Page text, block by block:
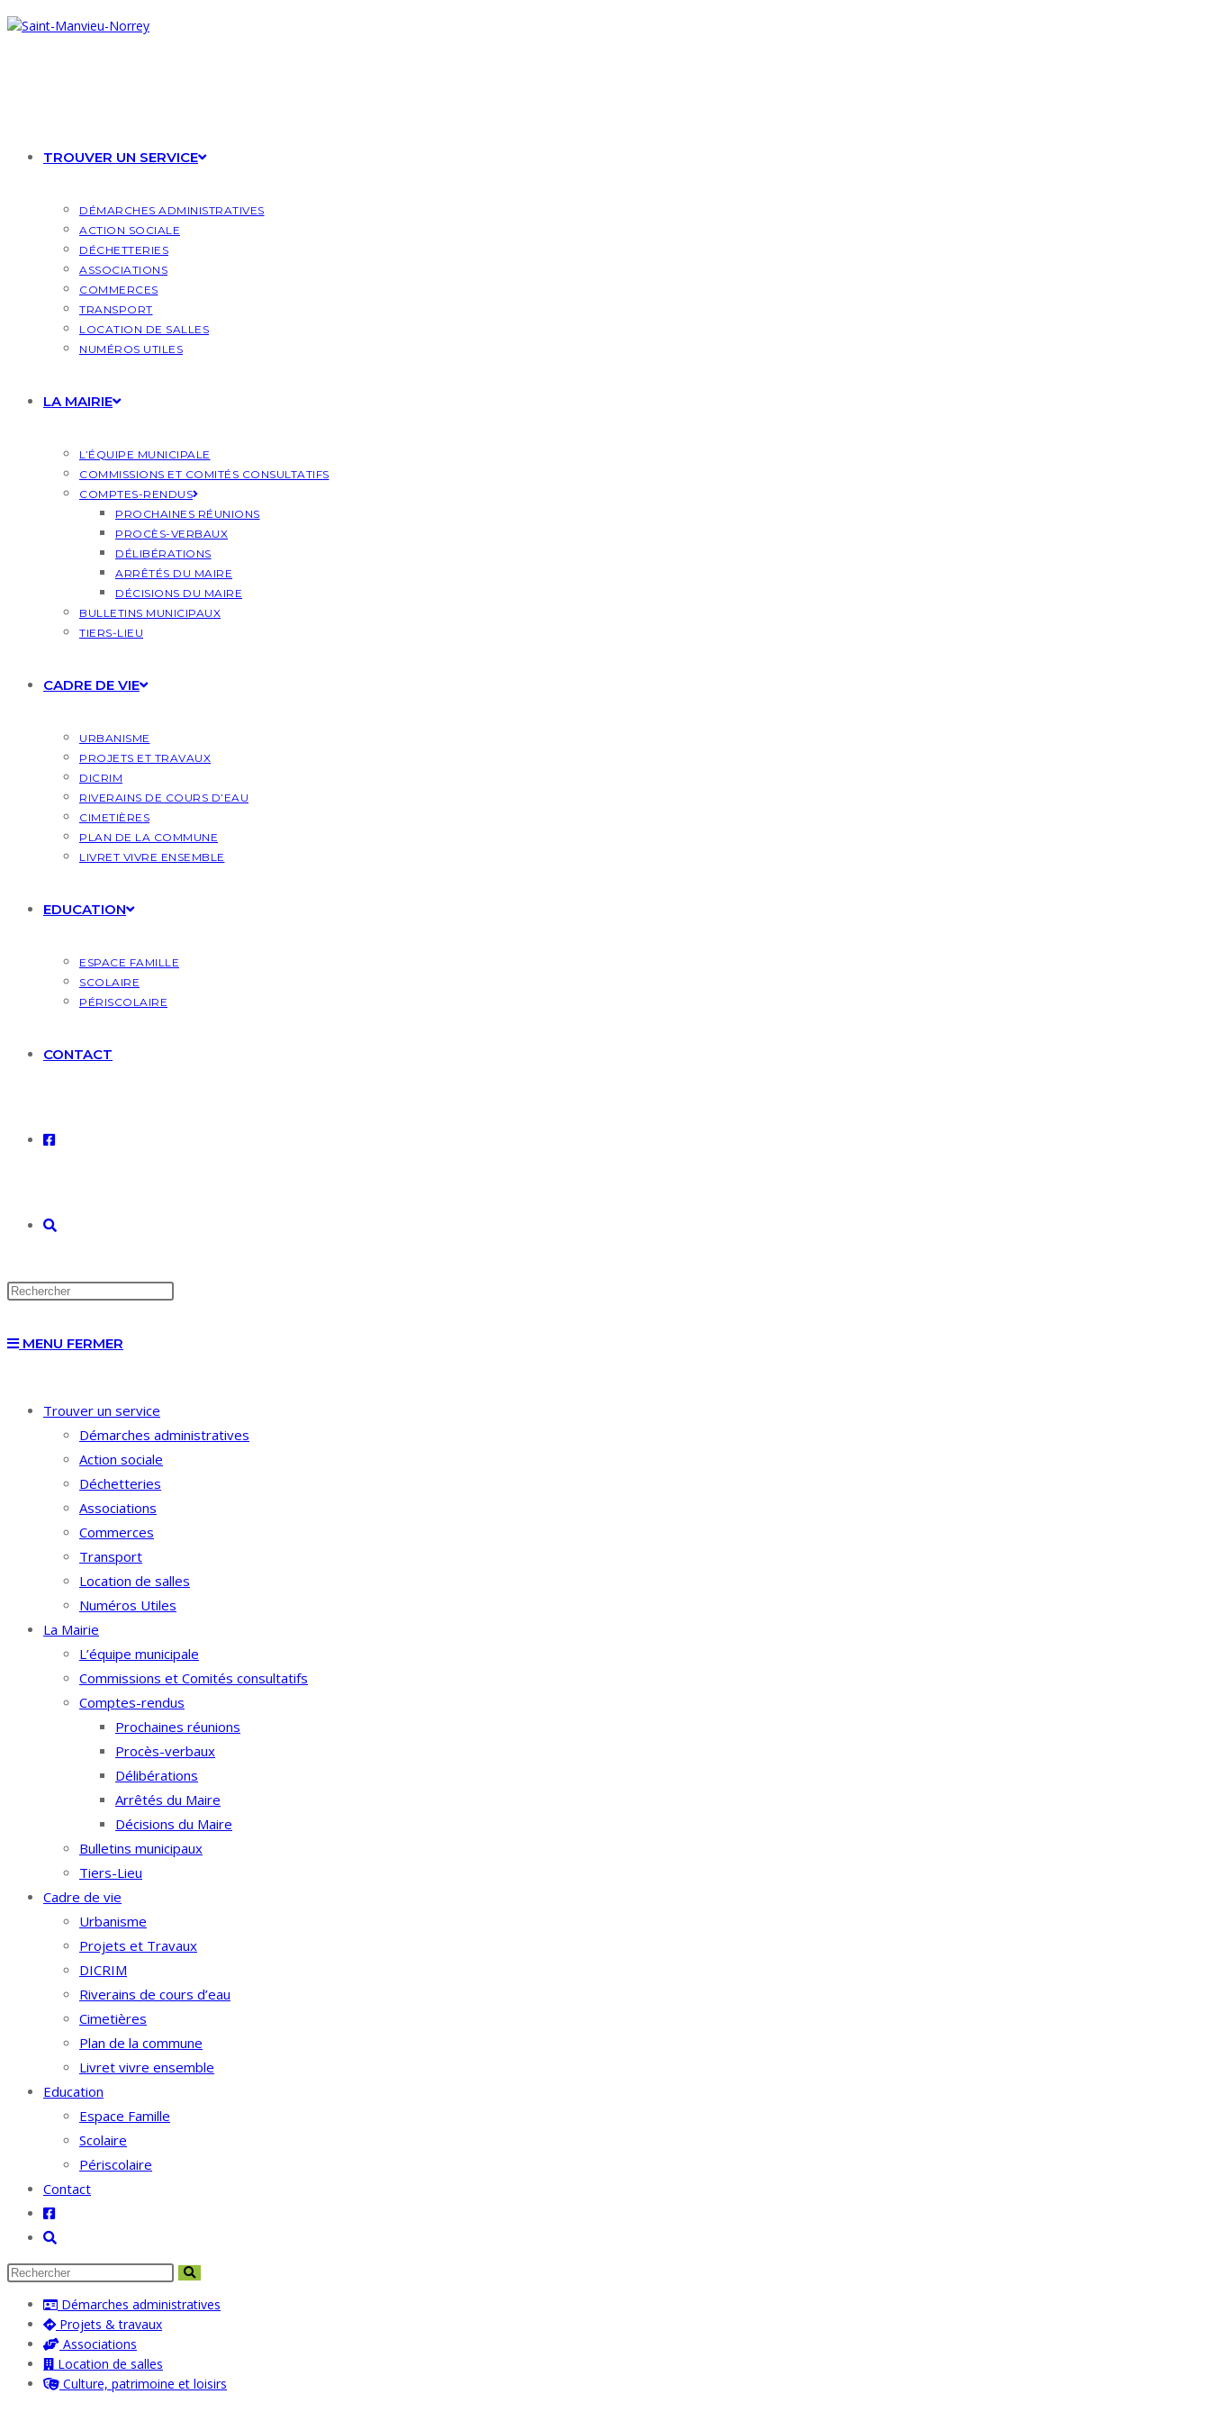
Skip
to
TROUVER UN SERVICE
DÉMARCHES ADMINISTRATIVES
ACTION SOCIALE
DÉCHETTERIES
ASSOCIATIONS
COMMERCES
TRANSPORT
LOCATION DE SALLES
NUMÉROS UTILES
LA MAIRIE
L’ÉQUIPE MUNICIPALE
COMMISSIONS ET COMITÉS CONSULTATIFS
COMPTES-RENDUS
PROCHAINES RÉUNIONS
PROCÈS-VERBAUX
DÉLIBÉRATIONS
ARRÊTÉS DU MAIRE
DÉCISIONS DU MAIRE
BULLETINS MUNICIPAUX
TIERS-LIEU
CADRE DE VIE
URBANISME
PROJETS ET TRAVAUX
DICRIM
RIVERAINS DE COURS D’EAU
CIMETIÈRES
PLAN DE LA COMMUNE
LIVRET VIVRE ENSEMBLE
EDUCATION
ESPACE FAMILLE
SCOLAIRE
PÉRISCOLAIRE
CONTACT
TOGGLE
MENU FERMER
Trouver un service
Démarches administratives
Action sociale
Déchetteries
Associations
Commerces
Transport
Location de salles
Numéros Utiles
La Mairie
L’équipe municipale
Commissions et Comités consultatifs
Comptes-rendus
Prochaines réunions
Procès-verbaux
Délibérations
Arrêtés du Maire
Décisions du Maire
Bulletins municipaux
Tiers-Lieu
Cadre de vie
Urbanisme
Projets et Travaux
DICRIM
Riverains de cours d’eau
Cimetières
Plan de la commune
Livret vivre ensemble
Education
Espace Famille
Scolaire
Périscolaire
Contact
Toggle
website
search
Démarches administratives
Projets & travaux
Associations
Location de salles
Culture, patrimoine et loisirs